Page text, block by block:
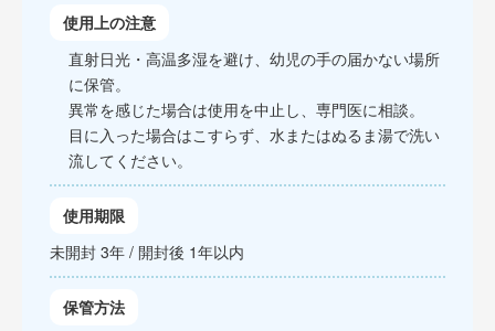
使用上の注意
直射日光・高温多湿を避け、幼児の手の届かない場所
に保管。
異常を感じた場合は使用を中止し、専門医に相談。
目に入った場合はこすらず、水またはぬるま湯で洗い
流してください。
使用期限
未開封 3年 / 開封後 1年以内
保管方法